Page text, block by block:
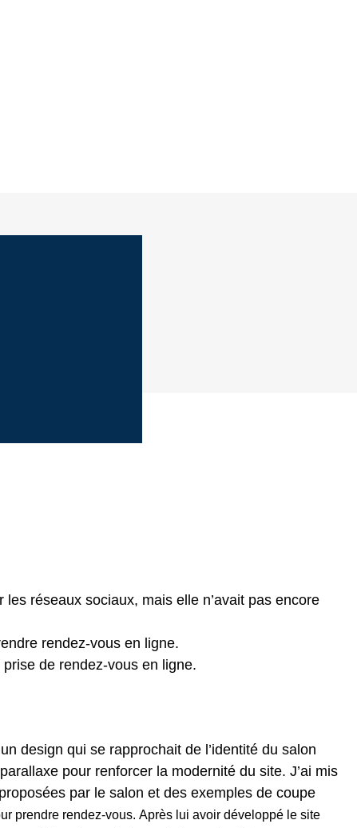
réseaux sociaux, mais elle n’avait pas encore
rendez-vous en ligne.
de rendez-vous en ligne.
design qui se rapprochait de l’identité du salon
pour renforcer la modernité du site. J’ai mis
par le salon et des exemples de coupe
prendre rendez-vous. Après lui avoir développé le site